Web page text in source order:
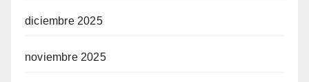
diciembre 2025
noviembre 2025